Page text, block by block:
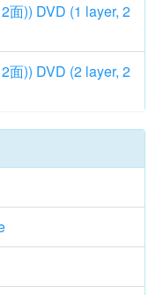
面)) DVD (1 layer, 2
面)) DVD (2 layer, 2